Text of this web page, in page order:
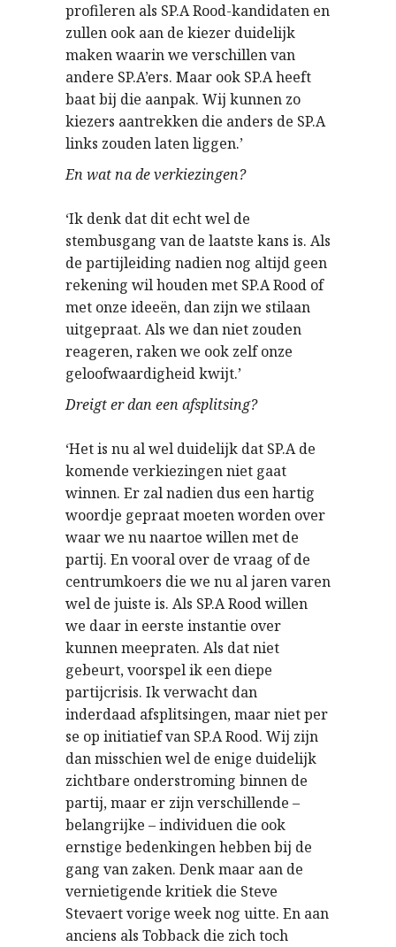
profileren als SP.A Rood-kandidaten en
zullen ook aan de kiezer duidelijk
maken waarin we verschillen van
andere SP.A’ers. Maar ook SP.A heeft
baat bij die aanpak. Wij kunnen zo
kiezers aantrekken die anders de SP.A
links zouden laten liggen.’
En wat na de verkiezingen?
‘Ik denk dat dit echt wel de
stembusgang van de laatste kans is. Als
de partijleiding nadien nog altijd geen
rekening wil houden met SP.A Rood of
met onze ideeën, dan zijn we stilaan
uitgepraat. Als we dan niet zouden
reageren, raken we ook zelf onze
geloofwaardigheid kwijt.’
Dreigt er dan een afsplitsing?
‘Het is nu al wel duidelijk dat SP.A de
komende verkiezingen niet gaat
winnen. Er zal nadien dus een hartig
woordje gepraat moeten worden over
waar we nu naartoe willen met de
partij. En vooral over de vraag of de
centrumkoers die we nu al jaren varen
wel de juiste is. Als SP.A Rood willen
we daar in eerste instantie over
kunnen meepraten. Als dat niet
gebeurt, voorspel ik een diepe
partijcrisis. Ik verwacht dan
inderdaad afsplitsingen, maar niet per
se op initiatief van SP.A Rood. Wij zijn
dan misschien wel de enige duidelijk
zichtbare onderstroming binnen de
partij, maar er zijn verschillende –
belangrijke – individuen die ook
ernstige bedenkingen hebben bij de
gang van zaken. Denk maar aan de
vernietigende kritiek die Steve
Stevaert vorige week nog uitte. En aan
anciens als Tobback die zich toch